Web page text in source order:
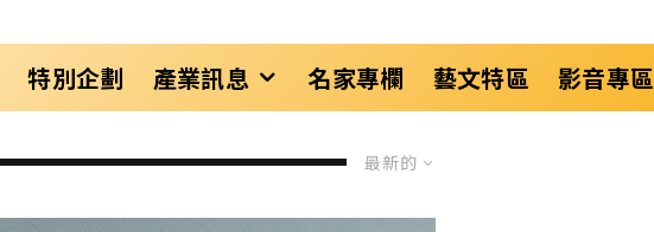
特別企劃 產業訊息 名家專欄 藝文特區 影音專區
最新的